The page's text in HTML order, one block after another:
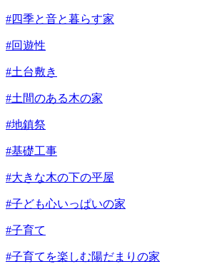
#四季と音と暮らす家
#回遊性
#土台敷き
#土間のある木の家
#地鎮祭
#基礎工事
#大きな木の下の平屋
#子ども心いっぱいの家
#子育て
#子育てを楽しむ陽だまりの家